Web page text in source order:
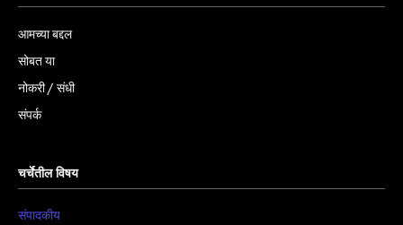
आमच्या बद्दल
सोबत या
नोकरी / संधी
संपर्क
चर्चेतील विषय
संपादकीय